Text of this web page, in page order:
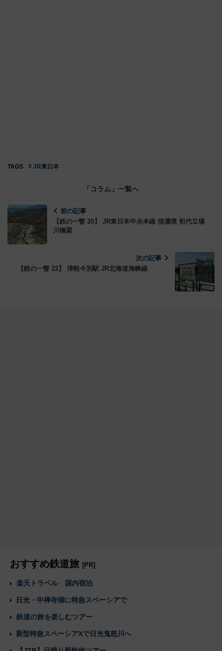
TAGS # JR東日本
「コラム」一覧へ
前の記事
【鉄の一瞥 20】 JR東日本中央本線 信濃境 初代立場
川橋梁
次の記事
【鉄の一瞥 22】 津軽今別駅 JR北海道海峡線
おすすめ鉄道旅 [PR]
楽天トラベル 国内宿泊
日光・中禅寺湖に特急スペーシアで
鉄道の旅を楽しむツアー
新型特急スペーシアXで日光鬼怒川へ